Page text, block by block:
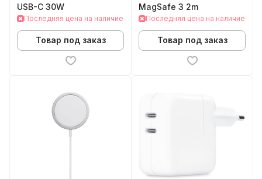
USB-C 30W
Последняя цена на наличие
Товар под заказ
MagSafe 3 2m
Последняя цена на наличие
Товар под заказ